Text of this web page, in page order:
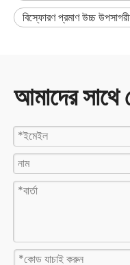
বিস্ফোরণ প্রমাণ উচ্চ
আমাদের